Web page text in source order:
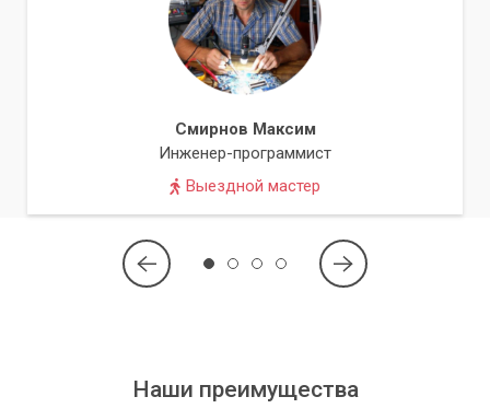
Если профилактические меры не помогают, и засорение
уже произошло, не пытайтесь решить проблему
самостоятельно. Неправильная чистка может привести к
необратимым повреждениям печатающей головки,
стоимость которой часто сопоставима со стоимостью
Сервисный центр «Компьютерный Мастер» предлагает
профессиональные услуги по обслуживанию струйной
оргтехники в Киеве и области. Наши специалисты
обладают глубокими знаниями и опытом работы с
различными моделями принтеров, МФУ и плоттеров.
Профессиональная диагностика и выявление причин
Смирнов Максим
Инженер-программист
Выездной мастер
Наши преимущества